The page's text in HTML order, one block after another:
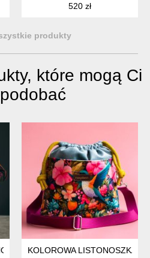
520 zł
produkty
które mogą Ci
Z KOMINEM W PEONIE
KOLOROWA LISTONOSZKA Z